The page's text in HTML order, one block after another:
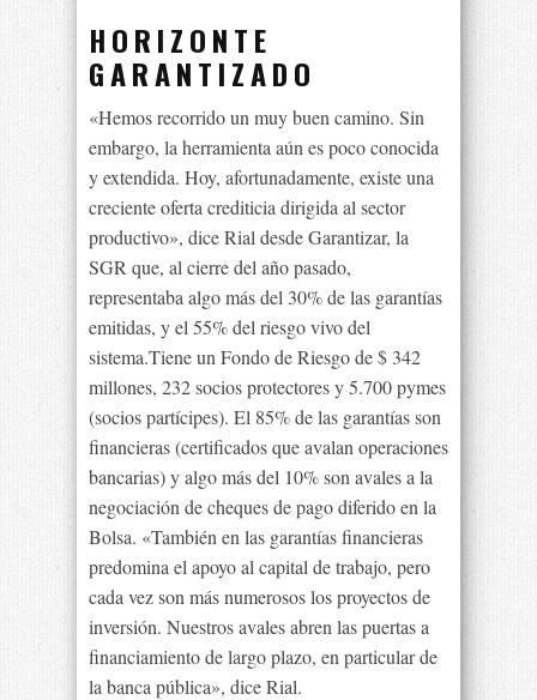
HORIZONTE
GARANTIZADO
«Hemos recorrido un muy buen camino. Sin
embargo, la herramienta aún es poco conocida
y extendida. Hoy, afortunadamente, existe una
creciente oferta crediticia dirigida al sector
productivo», dice Rial desde Garantizar, la
SGR que, al cierre del año pasado,
representaba algo más del 30% de las garantías
emitidas, y el 55% del riesgo vivo del
sistema.Tiene un Fondo de Riesgo de $ 342
millones, 232 socios protectores y 5.700 pymes
(socios partícipes). El 85% de las garantías son
financieras (certificados que avalan operaciones
bancarias) y algo más del 10% son avales a la
negociación de cheques de pago diferido en la
Bolsa. «También en las garantías financieras
predomina el apoyo al capital de trabajo, pero
cada vez son más numerosos los proyectos de
inversión. Nuestros avales abren las puertas a
financiamiento de largo plazo, en particular de
la banca pública», dice Rial.